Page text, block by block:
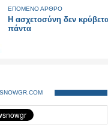
ΕΠΟΜΕΝΟ ΑΡΘΡΟ
Η ασχετοσύνη δεν
πάντα